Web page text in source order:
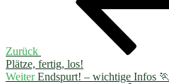
Zurück
Plätze, fertig, los!
Nächster
Weiter Endspurt! – wichtige Infos 🏃